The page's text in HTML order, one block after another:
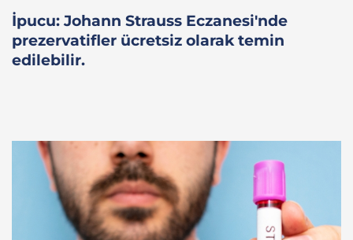
İpucu: Johann Strauss Eczanesi'nde
prezervatifler ücretsiz olarak temin
edilebilir.